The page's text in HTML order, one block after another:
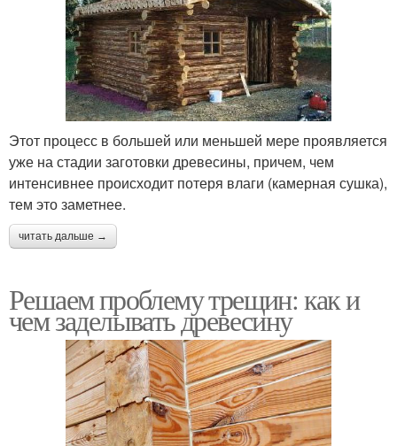
Этот процесс в большей или меньшей мере проявляется
уже на стадии заготовки древесины, причем, чем
интенсивнее происходит потеря влаги (камерная сушка),
тем это заметнее.
читать дальше →
Решаем проблему трещин: как и
чем заделывать древесину